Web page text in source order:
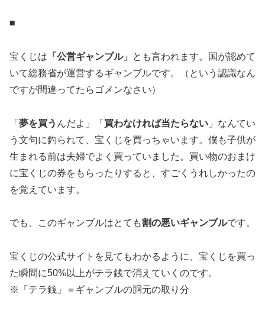
■
宝くじは 「公営ギャンブル」
とも言われます。国が認めて
いて総務省が運営するギャンブルです。（という認識なん
ですが間違ってたらゴメンなさい）
「 夢を買う んだよ」「 買わなければ当たらない 」なんてい
う文句に釣られて、宝くじを買っちゃいます。僕も子供が
生まれる前は夫婦でよく買っていました。買い物のおまけ
に宝くじの券をもらったりすると、すごくうれしかったの
を覚えています。
でも、このギャンブルはとても割の悪いギャンブルです。
宝くじの公式サイトを見てもわかるように、宝くじを買っ
た瞬間に50%以上がテラ銭で消えていくのです。
※「テラ銭」＝ギャンブルの胴元の取り分